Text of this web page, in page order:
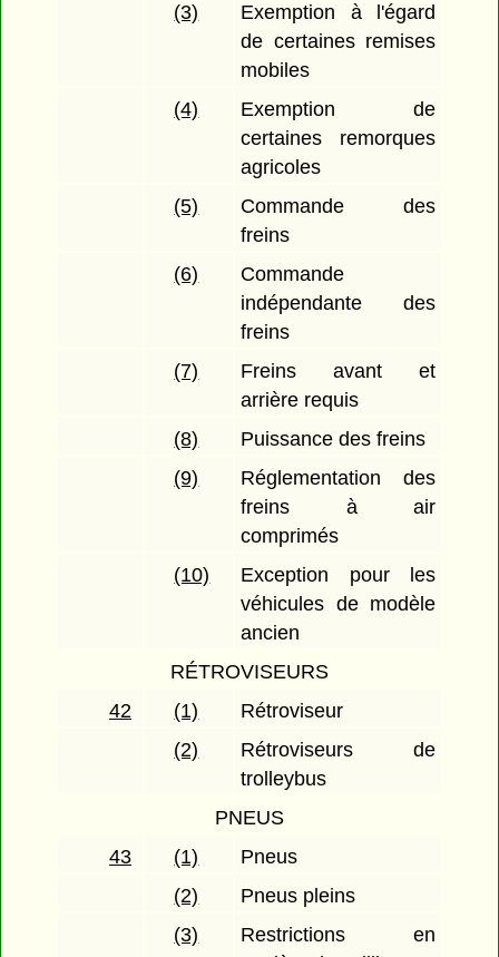
(3)
Exemption à l'égard
de certaines remises
mobiles
(4)
Exemption de
certaines remorques
agricoles
(5)
Commande des
freins
(6)
Commande
indépendante des
freins
(7)
Freins avant et
arrière requis
(8)
Puissance des freins
(9)
Réglementation des
freins à air
comprimés
(10)
Exception pour les
véhicules de modèle
ancien
RÉTROVISEURS
42
(1)
Rétroviseur
(2)
Rétroviseurs de
trolleybus
PNEUS
43
(1)
Pneus
(2)
Pneus pleins
(3)
Restrictions en